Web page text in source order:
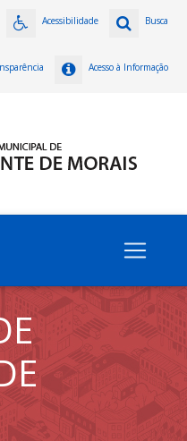
Busca
Acessibilidade
Acesso à Informação